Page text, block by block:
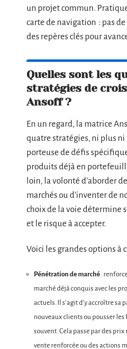
un projet commun.
carte de navigation : pas
des repères clés pour
Quelles sont les
stratégies de
Ansoff ?
En un regard, la matrice
quatre stratégies, ni plus ni
porteuse de défis
produits déjà en
loin, la volonté d’aborder
marchés ou d’inventer de
choix de la voie détermine
et le risque à accepter.
Voici les grandes options à
Pénétration de marché :
marché déjà conquis avec les
actuels. Il s’agit d’y accroître sa
nouveaux clients ou pousser
souvent. Cela passe par des
vente renforcée ou des actions